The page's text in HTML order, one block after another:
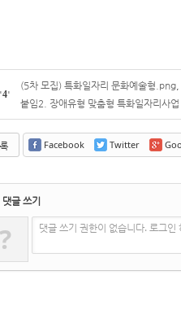
'4'
(5차 모집) 특화일자리 문화예술형.png,
붙임2. 장애유형 맞춤형 특화일자리사
Facebook Twitter
댓글 쓰기
? 댓글 쓰기 권한이 없습니다. 로그인